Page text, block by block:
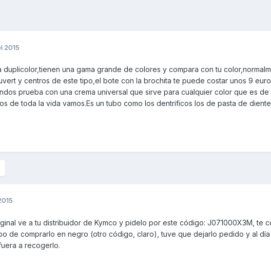
2015
duplicolor,tienen una gama grande de colores y compara con tu
y centros de este tipo,el bote con la brochita te puede costar unos 9
prueba con una crema universal que sirve para cualquier color que es de
de toda la vida vamos.Es un tubo como los dentrificos los de pasta de
ve a tu distribuidor de Kymco y pidelo por este código: J071000X3M, te
de comprarlo en negro (otro código, claro), tuve que dejarlo pedido y al
a recogerlo.